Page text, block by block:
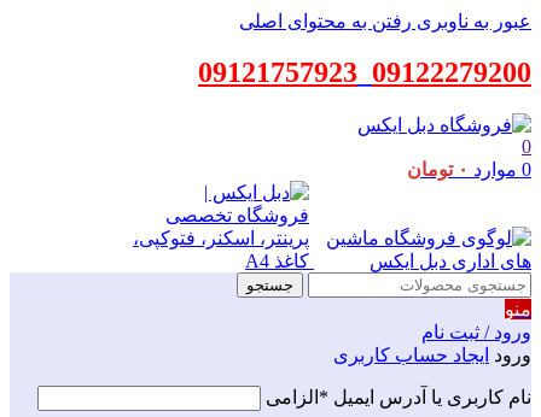
عبور به ناوبری رفتن به محتوای اصلی
09122279200
09121757923
0
0 موارد ۰ تومان
جستجو
منو
ورود / ثبت نام
ورود ایجاد حساب کاربری
نام کاربری یا آدرس ایمیل * الزامی